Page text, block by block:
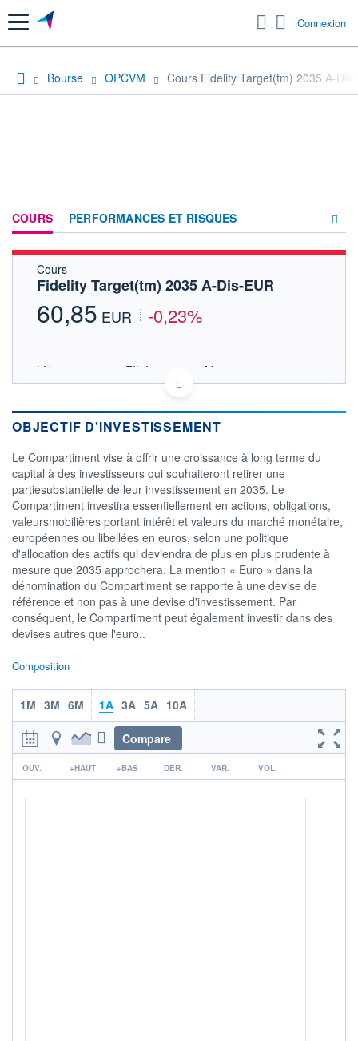
Menu Connexion
Bourse OPCVM Cours Fidelity Target(tm) 2035 A-
COURS PERFORMANCES ET RISQUES
Cours
Fidelity Target(tm) 2035 A-Dis-EUR
60,85 EUR -0,23%
LU0251118260 - FIL Investment Management
(Luxembourg) S.à r.l.
Consulter le prospectus / DIC
05/12 09/04
50
65
CATÉGORIE MORNINGSTAR
Fonds à horizon 2031-2035
FONDS PARTENAIRES
TARIFS PRIVILÉGIÉS
ÉLIGIBILITÉ
PEA
CTO BUSINESS
Non éligible Boursobank
ACTIF NET (EUR)
34M / 31.07.26
NOTATION MORNINGSTAR ⁽¹⁾
OBJECTIF D'INVESTISSEMENT
Le Compartiment vise à offrir une croissance à long terme du
capital à des investisseurs qui souhaiteront retirer une
partiesubstantielle de leur investissement en 2035. Le
Compartiment investira essentiellement en actions, obligations,
valeursmobilières portant intérêt et valeurs du marché monétaire,
européennes ou libellées en euros, selon une politique
d'allocation des actifs qui deviendra de plus en plus prudente à
mesure que 2035 approchera. La mention « Euro » dans la
dénomination du Compartiment se rapporte à une devise de
référence et non pas à une devise d'investissement. Par
conséquent, le Compartiment peut également investir dans des
devises autres que l'euro..
Composition
1M 3M 6M 1A 3A 5A 10A
Compare
r
OUV. +HAUT +BAS DER. VAR. VOL.